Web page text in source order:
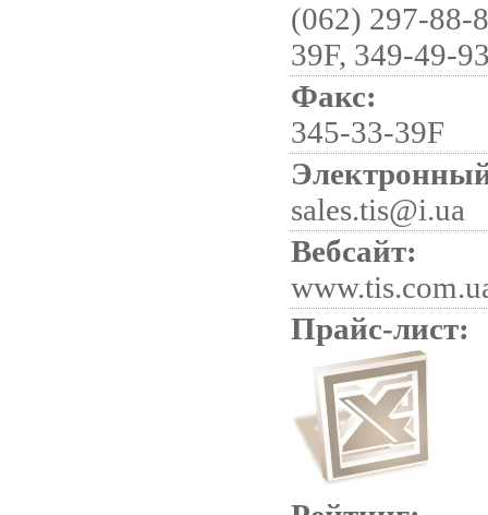
(062) 297-88-
39F, 349-49-
Факс:
345-33-39F
sales.tis@i.ua
Вебсайт:
Прайс-лист: